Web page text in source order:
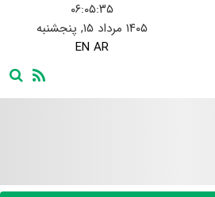
۰۶:۰۵:۳۶
۱۴۰۵ مرداد ۱۵, پنجشنبه
EN AR